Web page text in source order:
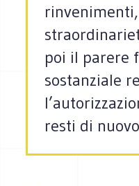
poi il parere
sostanziale
resti di